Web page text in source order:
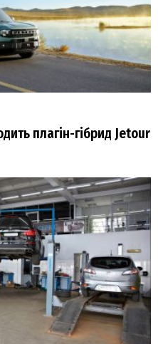
плагін-гібрид Jetour